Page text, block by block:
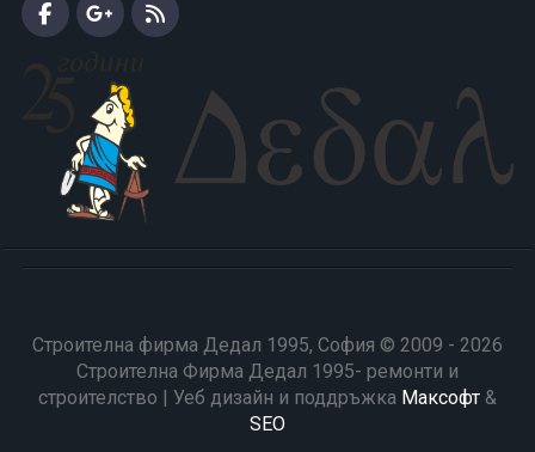
Строителна фирма Дедал 1995, София © 2009 - 2026
Строителна Фирма Дедал 1995- ремонти и
строителство | Уеб дизайн и поддръжка Максофт &
SEO